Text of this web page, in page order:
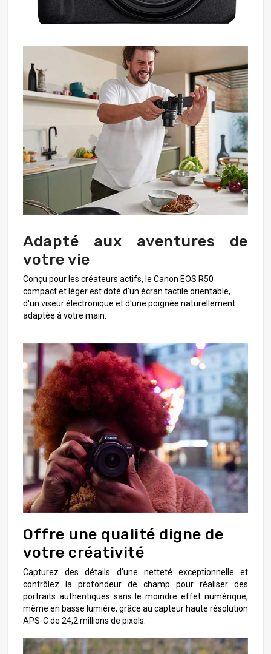
Adapté aux aventures de
votre vie
Conçu pour les créateurs actifs, le Canon EOS R50
compact et léger est doté d'un écran tactile orientable,
d'un viseur électronique et d'une poignée naturellement
adaptée à votre main.
Offre une qualité digne de
votre créativité
Capturez des détails d'une netteté exceptionnelle et
contrôlez la profondeur de champ pour réaliser des
portraits authentiques sans le moindre effet numérique,
même en basse lumière, grâce au capteur haute résolution
APS-C de 24,2 millions de pixels.